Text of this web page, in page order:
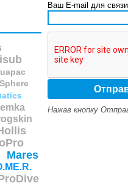
Mares
Ваш E-mail для связи
Нажав кнопку